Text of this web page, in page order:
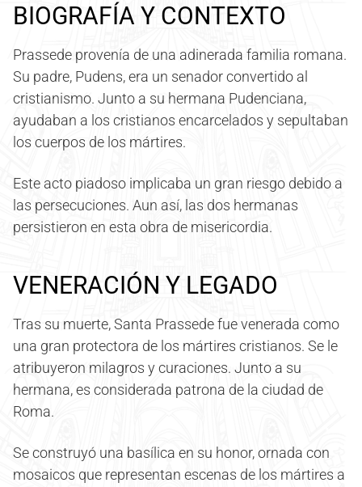
BIOGRAFÍA Y CONTEXTO
Prassede provenía de una adinerada familia romana.
Su padre, Pudens, era un senador convertido al
cristianismo. Junto a su hermana Pudenciana,
ayudaban a los cristianos encarcelados y sepultaban
los cuerpos de los mártires.
Este acto piadoso implicaba un gran riesgo debido a
las persecuciones. Aun así, las dos hermanas
persistieron en esta obra de misericordia.
VENERACIÓN Y LEGADO
Tras su muerte, Santa Prassede fue venerada como
una gran protectora de los mártires cristianos. Se le
atribuyeron milagros y curaciones. Junto a su
hermana, es considerada patrona de la ciudad de
Roma.
Se construyó una basílica en su honor, ornada con
mosaicos que representan escenas de los mártires a